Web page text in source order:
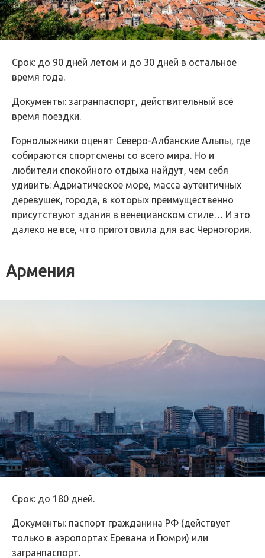
Срок: до 90 дней летом и до 30 дней в остальное
время года.
Документы: загранпаспорт, действительный всё
время поездки.
Горнолыжники оценят Северо-Албанские Альпы, где
собираются спортсмены со всего мира. Но и
любители спокойного отдыха найдут, чем себя
удивить: Адриатическое море, масса аутентичных
деревушек, города, в которых преимущественно
присутствуют здания в венецианском стиле… И это
далеко не все, что приготовила для вас Черногория.
Армения
Срок: до 180 дней.
Документы: паспорт гражданина РФ (действует
только в аэропортах Еревана и Гюмри) или
загранпаспорт.